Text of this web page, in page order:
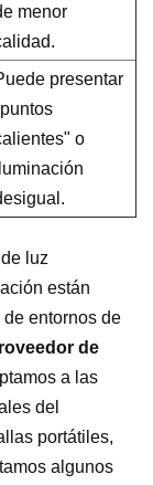
menor
presentar
o
luz
están
entornos de
de
a las
del
portátiles,
algunos